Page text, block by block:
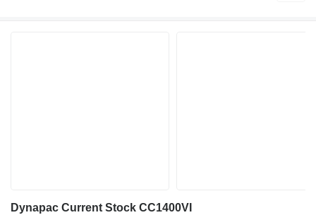
Dynapac Current Stock CC1400VI